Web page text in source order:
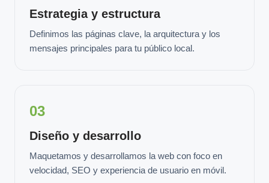
Estrategia y estructura
Definimos las páginas clave, la arquitectura y los
mensajes principales para tu público local.
03
Diseño y desarrollo
Maquetamos y desarrollamos la web con foco en
velocidad, SEO y experiencia de usuario en móvil.